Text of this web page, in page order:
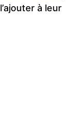
à leur